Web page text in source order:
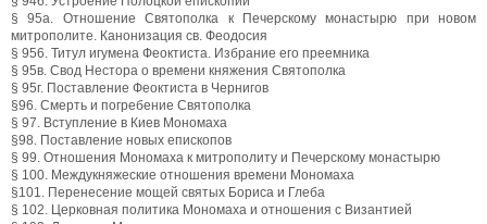
§ 95а. Отношение Святополка к Печерскому монастырю при новом
митрополите. Канонизация св. Феодосия
§ 956. Титул игумена Феоктиста. Избрание его преемника
§ 95в. Свод Нестора о времени княжения Святополка
§ 95г. Поставление Феоктиста в Чернигов
§96. Смерть и погребение Святополка
§ 97. Вступление в Киев Мономаха
§98. Поставление новых епископов
§ 99. Отношения Мономаха к митрополиту и Печерскому монастырю
§ 100. Междукняжеские отношения времени Мономаха
§101. Перенесение мощей святых Бориса и Глеба
§ 102. Церковная политика Мономаха и отношения с Византией